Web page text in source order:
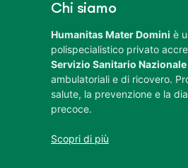
Chi siamo
Humanitas Mater Domini è
polispecialistico privato
Servizio Sanitario Nazionale
ambulatoriali e di ricovero.
salute, la prevenzione e la
precoce.
Scopri di più